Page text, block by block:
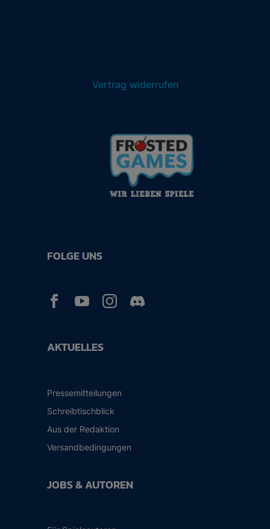
Vertrag widerrufen
AKTUELLES
Pressemitteilungen
Schreibtischblick
Aus der Redaktion
Versandbedingungen
JOBS & AUTOREN
FOLGE UNS
  